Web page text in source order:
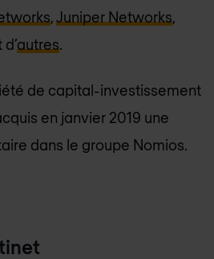
,Juniper Networks,
d’autres.
de capital-investissement
en janvier 2019 une
dans le groupe Nomios.